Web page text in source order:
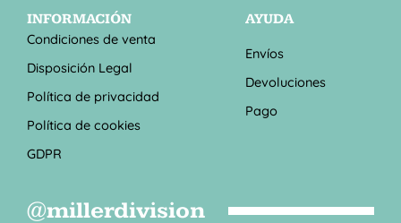
INFORMACIÓN
Condiciones de venta
Disposición Legal
Política de privacidad
Política de cookies
GDPR
AYUDA
Envíos
Devoluciones
Pago
@millerdivision